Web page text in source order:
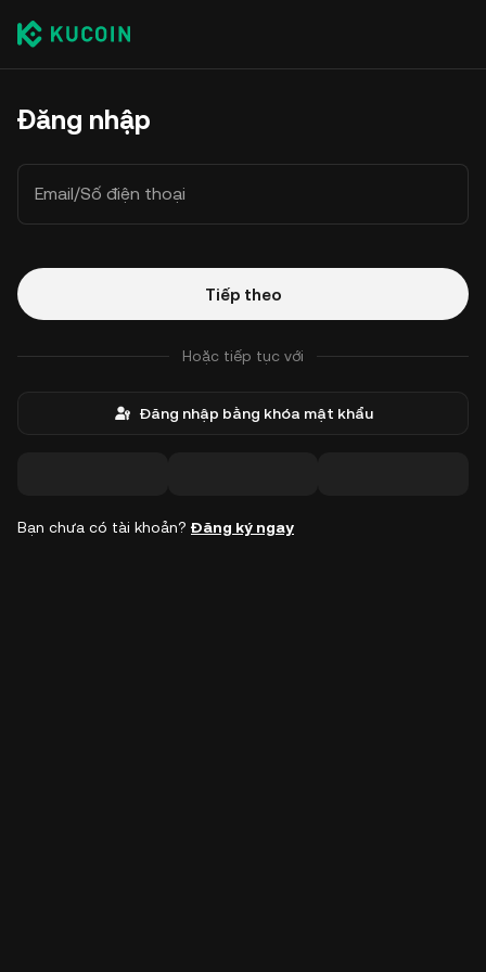
Đăng nhập
Email/Số điện thoại
Tiếp theo
Hoặc tiếp tục với
Đăng nhập bằng khóa mật khẩu
Bạn chưa có tài khoản? Đăng ký ngay